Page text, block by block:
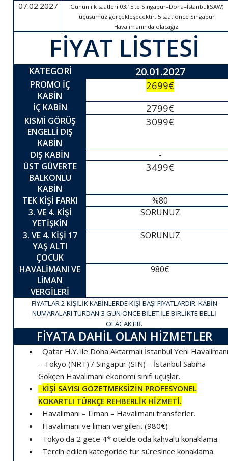
07.02.2027
Günün ilk saatleri 03:15'te Singapur–Doha–İstanbul(SAW)
uçuşumuz gerçekleşecektir. 5 saat önce Singapur
Havalimanında olacağız.
FİYAT LİSTESİ
KATEGORİ 20.01.2027
PROMO İÇ
KABİN
2699€
İÇ KABİN 2799€
KISMİ GÖRÜŞ
ENGELLİ DIŞ
KABİN
3099€
DIŞ KABİN
-
ÜST GÜVERTE
BALKONLU
KABİN
3499€
TEK KİŞİ FARKI
%80
3. VE 4. KİŞİ
YETİŞKİN
SORUNUZ
3. VE 4. KİŞİ 17
YAŞ ALTI
ÇOCUK
SORUNUZ
HAVALİMANI VE
LİMAN
VERGİLERİ
980€
FİYATLAR 2 KİŞİLİK KABİNLERDE KİŞİ BAŞI FİYATLARDIR. KABİN
NUMARALARI TURDAN 3 GÜN ÖNCE BİLET İLE BİRLİKTE BELLİ
OLACAKTIR.
FİYATA DAHİL OLAN HİZMETLER
Qatar H.Y. ile Doha Aktarmalı İstanbul Yeni
– Tokyo (NRT) / Singapur (SIN) – İstanbul Sabiha
Gökçen Havalimanı ekonomi sınıfı uçuşlar.
KİŞİ SAYISI GÖZETMEKSİZİN PROFESYONEL
KOKARTLI TÜRKÇE REHBERLİK HİZMETİ.
Havalimanı – Liman – Havalimanı transferler.
Havalimanı ve liman vergileri. (980€)
Tokyo'da 2 gece 4* otelde oda kahvaltı konaklama.
Tercih edilen kategoride tur süresince konaklama.